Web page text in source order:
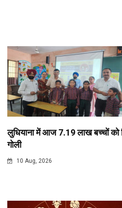
लुधियाना में आज 7.19 लाख बच्चों को
गोली
10 Aug, 2026